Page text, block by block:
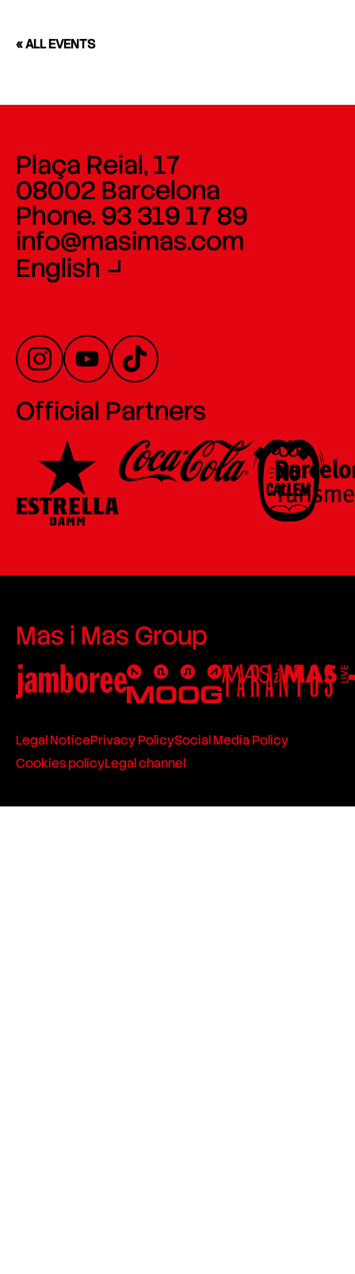
« ALL EVENTS
Plaça Reial, 17
08002 Barcelona
Phone. 93 319 17 89
info@masimas.com
English
Official Partners
Mas i Mas Group
Legal NoticePrivacy PolicySocial Media Policy
Cookies policyLegal channel